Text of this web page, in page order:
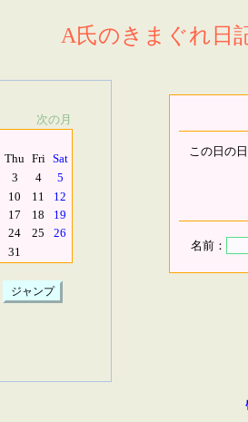
A氏のきまぐれ日
次の月
Thu Fri Sat
3 4
5
10 11
12
17 18
19
24 25
26
31
この日の
名前：